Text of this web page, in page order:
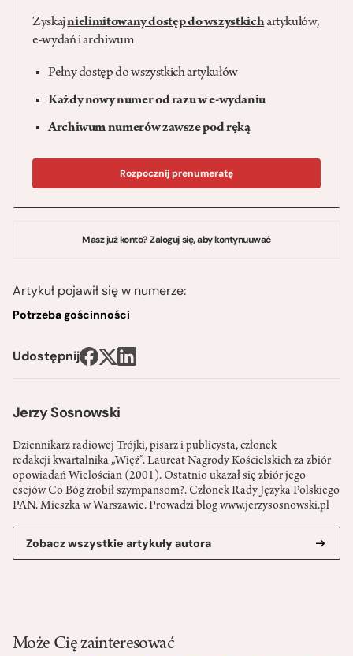
Jerzy Sosnowski
Dziennikarz radiowej Trójki, pisarz i publicysta, członek
redakcji kwartalnika „Więź”. Laureat Nagrody Kościelskich za zbiór
opowiadań Wielościan (2001). Ostatnio ukazał się zbiór jego
esejów Co Bóg zrobił szympansom?. Członek Rady Języka Polskiego
PAN. Mieszka w Warszawie. Prowadzi blog www.jerzysosnowski.pl
Zobacz wszystkie artykuły autora
Zyskajnielimitowany dostęp do wszystkichartykułów,
e-wydań i archiwum
Pełny dostęp do wszystkich artykułów
Każdy nowy numer od razu w e-wydaniu
Archiwum numerów zawsze pod ręką
Rozpocznij prenumeratę
Masz już konto? Zaloguj się, aby kontynuuwać
Artykuł pojawił się w numerze:
Potrzeba gościnności
Udostępnij
Może Cię zainteresować